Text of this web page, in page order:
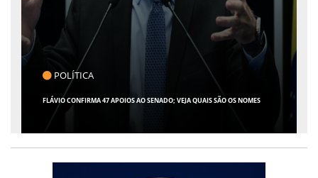
CLICK INDICA
GIRO POR SERGIPE, BRASIL E MUNDO - 07 DE AGOSTO DE 2026